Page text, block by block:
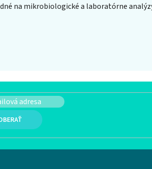
na mikrobiologické a laboratórne
PRIHLÁSIŤ SA